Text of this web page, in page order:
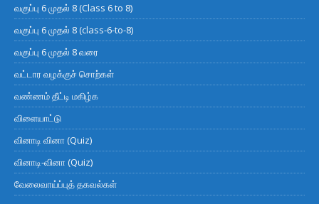
வகுப்பு 6 முதல் 8 (Class 6 to 8)
வகுப்பு 6 முதல் 8 (class-6-to-8)
வகுப்பு 6 முதல் 8 வரை
வட்டார வழக்குச் சொற்கள்
வண்ணம் தீட்டி மகிழ்க
விளையாட்டு
வினாடி வினா (Quiz)
வினாடி-வினா (Quiz)
வேலைவாய்ப்புத் தகவல்கள்